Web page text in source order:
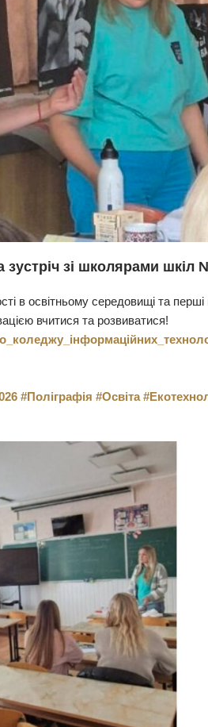
зустріч зі школярами
в освітньому середовищі та перші
вчитися та розвиватися!
#Поліграфія #Освіта